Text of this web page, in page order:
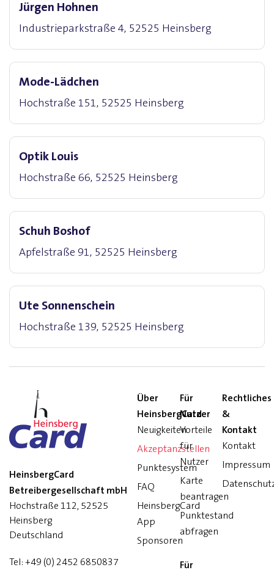
Jürgen Hohnen
Industrieparkstraße 4, 52525 Heinsberg
Mode-Lädchen
Hochstraße 151, 52525 Heinsberg
Optik Louis
Hochstraße 66, 52525 Heinsberg
Schuh Boshof
Apfelstraße 91, 52525 Heinsberg
Ute Sonnenschein
Hochstraße 139, 52525 Heinsberg
HeinsbergCard
Betreibergesellschaft mbH
Hochstraße 112, 52525
Heinsberg
Deutschland
Tel: +49 (0) 2452 6850837
Über
HeinsbergCard
Neuigkeiten
Akzeptanzstellen
Punktesystem
FAQ
HeinsbergCard
App
Sponsoren
Für
Nutzer
Vorteile
für
Nutzer
Karte
beantragen
Punktestand
abfragen
Für
Rechtliches
&
Kontakt
Kontakt
Impressum